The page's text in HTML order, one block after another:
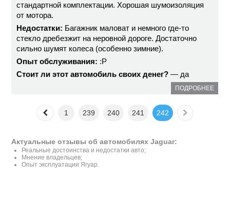
стандартной комплектации. Хорошая шумоизоляция
от мотора.
Недостатки: Багажник маловат и немного где-то
стекло дребезжит на неровной дороге. Достаточно
сильно шумят колеса (особенно зимние).
Опыт обслуживания: :P
Стоит ли этот автомобиль своих денег? — да
ПОДРОБНЕЕ
1 239 240 241 242
Актуальные отзывы об автомобилях Jaguar:
Реальные достоинства и недостатки авто;
Мнение владельцев;
Опыт эксплуатации Ягуар.